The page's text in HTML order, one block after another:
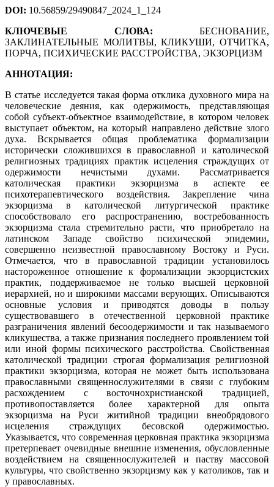
DOI: 10.56859/29490847_2024_1_124
КЛЮЧЕВЫЕ СЛОВА: БЕСНОВАНИЕ,
ЗАКЛИНАТЕЛЬНЫЕ МОЛИТВЫ, КЛИКУШИ, ОТЧИТКА,
ПОРЧА, ПСИХИЧЕСКИЕ РАССТРОЙСТВА, ЭКЗОРЦИЗМ
АННОТАЦИЯ:
В статье исследуется такая форма отклика духовного мира на
человеческие деяния, как одержимость, представляющая
собой субъект-объектное взаимодействие, в котором человек
выступает объектом, на который направлено действие злого
духа. Вскрывается общая проблематика формализации
исторически сложившихся в православной и католической
религиозных традициях практик исцеления страждущих от
одержимости нечистыми духами. Рассматривается
католическая практики экзорцизма в аспекте ее
психотерапевтического воздействия. Закрепление чина
экзорцизма в католической литургической практике
способствовало его распространению, востребованность
экзорцизма стала стремительно расти, что приобретало на
латинском Западе свойство психической эпидемии,
совершенно неизвестной православному Востоку и Руси.
Отмечается, что в православной традиции установилось
настороженное отношение к формализации экзорцистских
практик, поддерживаемое не только высшей церковной
иерархией, но и широкими массами верующих. Описываются
основные условия и приводятся доводы в пользу
существовавшего в отечественной церковной практике
разграничения явлений бесоодержимости и так называемого
кликушества, а также признания последнего проявлением той
или иной формы психического расстройства. Свойственная
католической традиции строгая формализация религиозной
практики экзорцизма, которая не может быть использована
православными священнослужителями в связи с глубоким
расхождением с восточнохристианской традицией,
противопоставляется более характерной для опыта
экзорцизма на Руси житийной традиции внеобрядового
исцеления страждущих бесовской одержимостью.
Указывается, что современная церковная практика экзорцизма
претерпевает очевидные внешние изменения, обусловленные
воздействием на священнослужителей и паству массовой
культуры, что свойственно экзорцизму как у католиков, так и
у православных.